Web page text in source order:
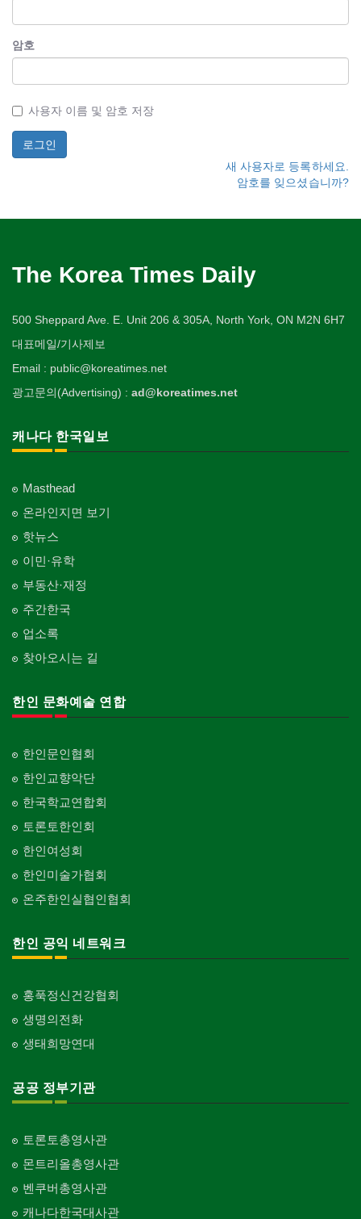
암호
사용자 이름 및 암호 저장
새 사용자로 등록하세요.
암호를 잊으셨습니까?
The Korea Times Daily
500 Sheppard Ave. E. Unit 206 & 305A, North York, ON M2N 6H7
대표메일/기사제보
Email : public@koreatimes.net
광고문의(Advertising) : ad@koreatimes.net
캐나다 한국일보
Masthead
온라인지면 보기
핫뉴스
이민·유학
부동산·재정
주간한국
업소록
찾아오시는 길
한인 문화예술 연합
한인문인협회
한인교향악단
한국학교연합회
토론토한인회
한인여성회
한인미술가협회
온주한인실협인협회
한인 공익 네트워크
홍푹정신건강협회
생명의전화
생태희망연대
공공 정부기관
토론토총영사관
몬트리올총영사관
벤쿠버총영사관
캐나다한국대사관